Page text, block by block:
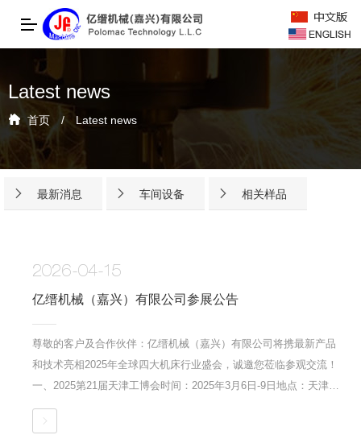
Latest news
首页 / Latest news
最新消息 车间设备 相关样品
2026-04-15
亿缙机械（嘉兴）有限公司参展公告
尊敬的客户及合作伙伴：亿缙机械（嘉兴）有限公司将携最新产品
和技术亮相2025年全球四大机床行业盛会，诚邀您莅临参观交流！
一、2025第21届天津工博会时间：2025年3月6日-9日地点：天津梅
江会展中心二、2025北京国际机床展览会时间：2025年4月21日-26